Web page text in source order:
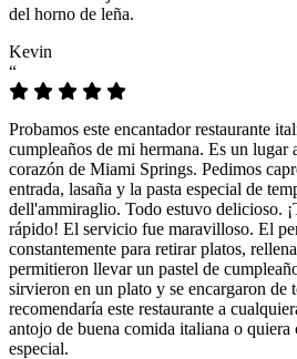
del horno de leña.
Kevin
“
Probamos este encantador restaurante
cumpleaños de mi hermana. Es un lugar
corazón de Miami Springs. Pedimos
entrada, lasaña y la pasta especial de
dell'ammiraglio. Todo estuvo delicioso.
rápido! El servicio fue maravilloso. El
constantemente para retirar platos,
permitieron llevar un pastel de
sirvieron en un plato y se encargaron
recomendaría este restaurante a
antojo de buena comida italiana o quiera
especial.